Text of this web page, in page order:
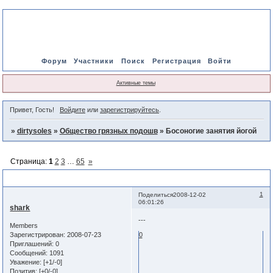
Форум Участники Поиск Регистрация Войти
Активные темы
Привет, Гость! Войдитеили зарегистрируйтесь.
» dirtysoles » Общество грязных подошв » Босоногие занятия йогой
Страница: 1 2 3 … 65 »
Поделиться 1
2008-12-02
06:01:26
shark
Members
Зарегистрирован: 2008-07-23
Приглашений: 0
Сообщений: 1091
Уважение: [+1/-0]
Позитив: [+0/-0]
---
0